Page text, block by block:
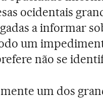
ocidentais
a informar
um
não se
um dos